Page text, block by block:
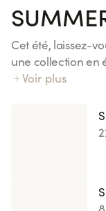
Cet été, laissez-
une collection en
et les saveurs
pensées pour
Voir plus